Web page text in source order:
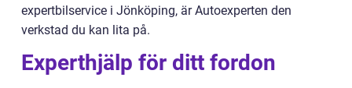
expertbilservice i Jönköping, är Autoexperten den
verkstad du kan lita på.
Experthjälp för ditt fordon